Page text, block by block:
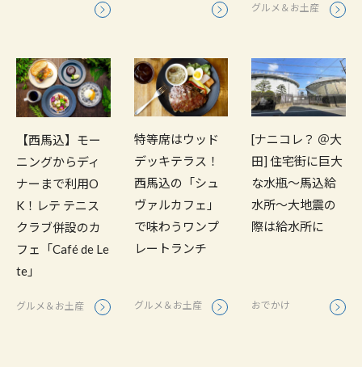
グルメ＆お土産
【西馬込】モー
ニングからディ
ナーまで利用O
K！レテ テニス
クラブ併設のカ
フェ「Café de Le
te」
グルメ＆お土産
特等席はウッド
デッキテラス！
西馬込の「シュ
ヴァルカフェ」
で味わうワンプ
レートランチ
グルメ＆お土産
[ナニコレ？ ＠大
田] 住宅街に巨大
な水瓶〜馬込給
水所〜大地震の
際は給水所に
おでかけ